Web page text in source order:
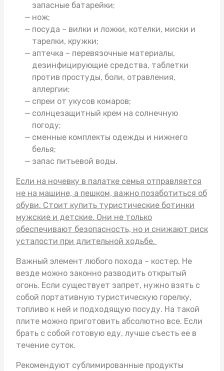
запасные батарейки;
нож;
посуда – вилки и ложки, котелки, миски и
тарелки, кружки;
аптечка – перевязочные материалы,
дезинфицирующие средства, таблетки
против простуды, боли, отравления,
аллергии;
спреи от укусов комаров;
солнцезащитный крем на солнечную
погоду;
сменные комплекты одежды и нижнего
белья;
запас питьевой воды.
Если на ночевку в палатке семья отправляется
не на машине, а пешком, важно позаботиться об
обуви. Стоит купить туристические ботинки
мужские и детские. Они не только
обеспечивают безопасность, но и снижают риск
усталости при длительной ходьбе.
Важный элемент любого похода – костер. Не
везде можно законно разводить открытый
огонь. Если существует запрет, нужно взять с
собой портативную туристическую горелку,
топливо к ней и подходящую посуду. На такой
плите можно приготовить абсолютно все. Если
брать с собой готовую еду, лучше съесть ее в
течение суток.
Рекомендуют сублимированные продукты